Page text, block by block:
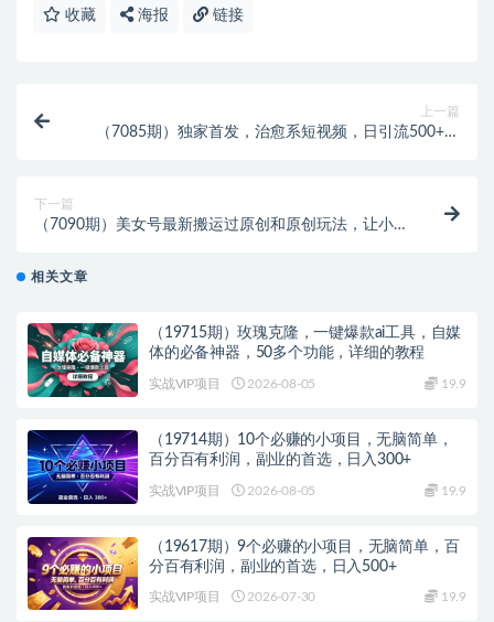
收藏 海报 链接
上一篇
（7085期）独家首发，治愈系短视频，日引流500+当
下一篇
（7090期）美女号最新搬运过原创和原创玩法，让小白
相关文章
（19715期）玫瑰克隆，一键爆款ai工具，自媒
体的必备神器，50多个功能，详细的教程
实战VIP项目 2026-08-05 19.9
（19714期）10个必赚的小项目，无脑简单，
百分百有利润，副业的首选，日入300+
实战VIP项目 2026-08-05 19.9
（19617期）9个必赚的小项目，无脑简单，百
分百有利润，副业的首选，日入500+
实战VIP项目 2026-07-30 19.9